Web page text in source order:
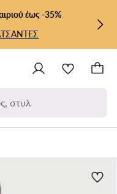
έως -35%
ΤΣΑΝΤΕΣ
στυλ